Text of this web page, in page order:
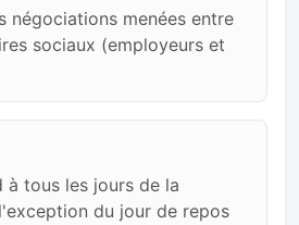
négociations menées entre
sociaux (employeurs et
à tous les jours de la
du jour de repos